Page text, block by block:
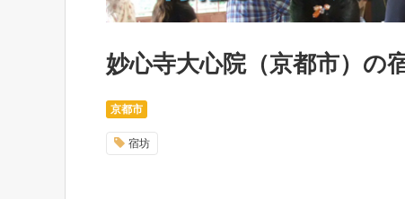
妙心寺大心院（京都市）の
京都市
宿坊